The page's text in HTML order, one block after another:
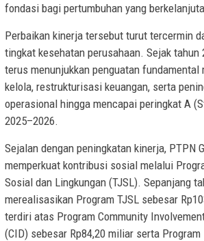
fondasi bagi pertumbuhan yang
Perbaikan kinerja tersebut turut tercermin
tingkat kesehatan perusahaan. Sejak tahun
terus menunjukkan penguatan
kelola, restrukturisasi keuangan, serta
operasional hingga mencapai peringkat A
2025–2026.
Sejalan dengan peningkatan kinerja, PTPN
memperkuat kontribusi sosial melalui
Sosial dan Lingkungan (TJSL). Sepanjang
merealisasikan Program TJSL sebesar
terdiri atas Program Community
(CID) sebesar Rp84,20 miliar serta Program